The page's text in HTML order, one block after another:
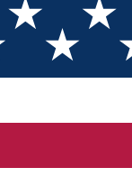
Tursib în